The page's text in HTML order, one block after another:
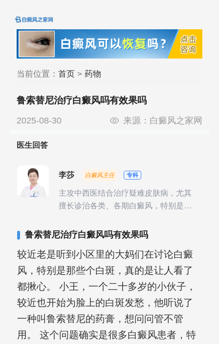
当前位置： 首页> 药物
鲁索替尼治疗白癜风吗有效果吗
2025-08-30 来源： 白癜风之家网
医生回答
李莎 白癜风主任 专科
主攻中西医结合治疗疑难皮肤病，尤其
擅长诊治各类、各期白癜风，特别是对
复发期;临床运用中医的辨证施治，理法
鲁索替尼治疗白癜风吗有效果吗
较近老是听到小区里的大妈们在讨论白癜
风，特别是那些个白斑，真的是让人看了
都揪心。 小王，一个二十多岁的小伙子，
较近也开始为脸上的白斑发愁，他听说了
一种叫鲁索替尼的药膏，想问问管不管
用。 这个问题确实是很多白癜风患者，特